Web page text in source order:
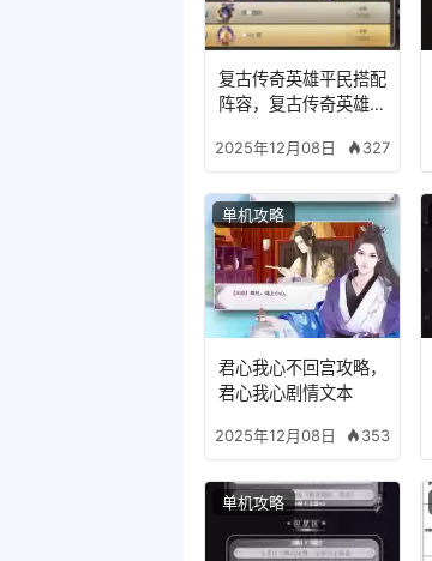
复古传奇英雄平民搭配
阵容，复古传奇英雄版
2025年12月08日 327
君心我心不回宫攻略，
君心我心剧情文本
2025年12月08日 353
单机攻略
单机攻略